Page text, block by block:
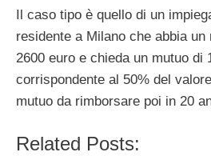
Il caso tipo è quello di un
residente a Milano che abbia un
2600 euro e chieda un mutuo di
corrispondente al 50% del
mutuo da rimborsare poi in 20
Related Posts: